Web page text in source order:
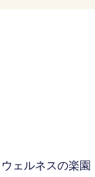
ェルネスの楽園